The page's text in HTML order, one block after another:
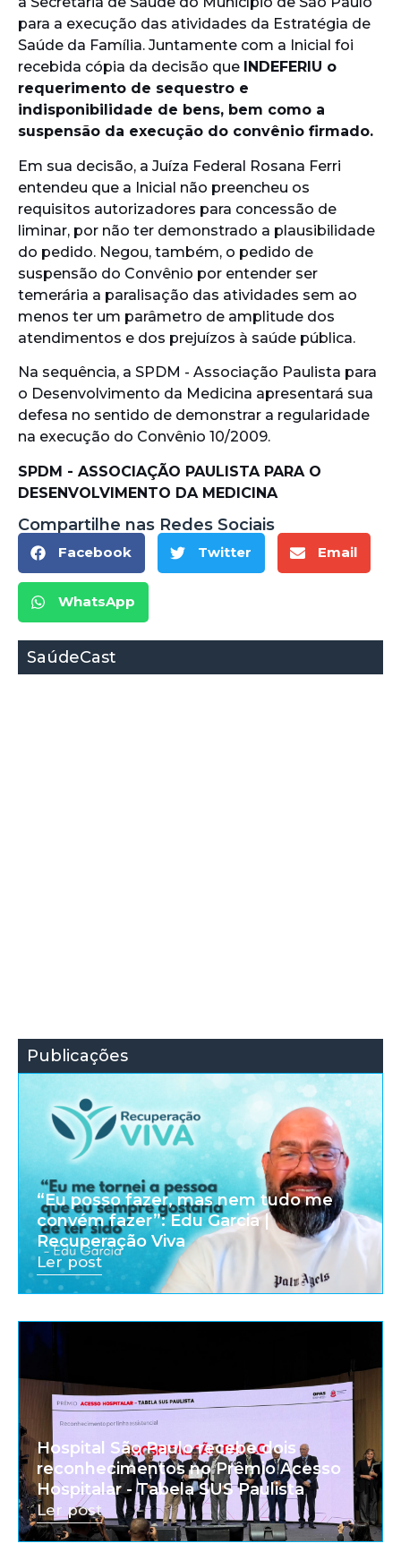
para a execução das atividades da Estratégia de
Saúde da Família. Juntamente com a Inicial foi
recebida cópia da decisão que
INDEFERIU o
requerimento de sequestro e
indisponibilidade de bens, bem como a
suspensão da execução do convênio firmado.
Em sua decisão, a Juíza Federal Rosana Ferri
entendeu que a Inicial não preencheu os
requisitos autorizadores para concessão de
liminar, por não ter demonstrado a plausibilidade
do pedido. Negou, também, o pedido de
suspensão do Convênio por entender ser
temerária a paralisação das atividades sem ao
menos ter um parâmetro de amplitude dos
atendimentos e dos prejuízos à saúde pública.
Na sequência, a SPDM - Associação Paulista para
o Desenvolvimento da Medicina apresentará sua
defesa no sentido de demonstrar a regularidade
na execução do Convênio 10/2009.
SPDM - ASSOCIAÇÃO PAULISTA PARA O
DESENVOLVIMENTO DA MEDICINA
Compartilhe nas Redes Sociais
Facebook Twitter Email
WhatsApp
SaúdeCast
Publicações
“Eu posso fazer, mas nem tudo me
convém fazer”: Edu Garcia |
Recuperação Viva
Ler post
Hospital São Paulo recebe dois
reconhecimentos no Prêmio Acesso
Hospitalar - Tabela SUS Paulista
Ler post